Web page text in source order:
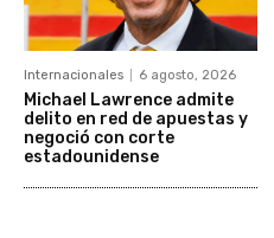
Internacionales 6 agosto, 2026
Michael Lawrence admite
delito en red de apuestas y
negoció con corte
estadounidense